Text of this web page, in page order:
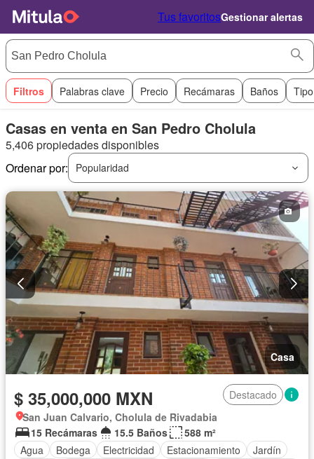
Tus favoritosGestionar alertas
Filtros Palabras clave Precio Recámaras Baños
Casas en venta en San Pedro Cholula
5,406 propiedades disponibles
Ordenar por:
Popularidad
Casa
$ 35,000,000 MXN
Destacado
San Juan Calvario, Cholula de Rivadabia
15 Recámaras
15.5 Baños
588 m²
Agua
Bodega Electricidad Estacionamiento
Jardín